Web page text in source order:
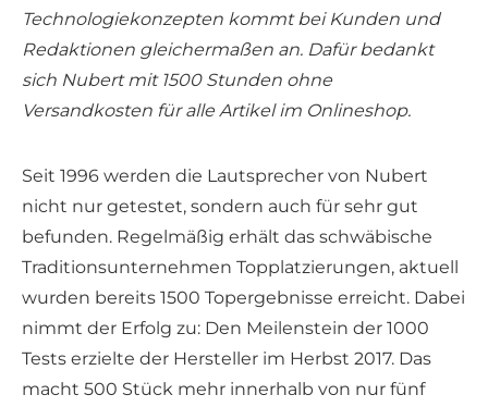
Technologiekonzepten kommt bei Kunden und
Redaktionen gleichermaßen an. Dafür bedankt
sich Nubert mit 1500 Stunden ohne
Versandkosten für alle Artikel im Onlineshop.
Seit 1996 werden die Lautsprecher von Nubert
nicht nur getestet, sondern auch für sehr gut
befunden. Regelmäßig erhält das schwäbische
Traditionsunternehmen Topplatzierungen, aktuell
wurden bereits 1500 Topergebnisse erreicht. Dabei
nimmt der Erfolg zu: Den Meilenstein der 1000
Tests erzielte der Hersteller im Herbst 2017. Das
macht 500 Stück mehr innerhalb von nur fünf